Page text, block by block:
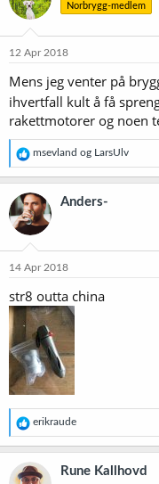
j
o
e
:
Norbrygg-medlem
12 Apr 2018
Mens jeg venter på
ihvertfall kult å få
rakettmotorer og noen
R
e
a
k
s
j
o
e
msevland og LarsUlv
Anders-
14 Apr 2018
str8 outta china
R
e
a
k
s
erikraude
Rune Kallhovd